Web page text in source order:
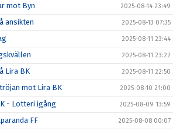
mot Byn 2025-08-14 23:49
ansikten 2025-08-13 07:35
2025-08-11 23:44
2025-08-11 23:22
Lira BK 2025-08-11 22:50
mot Lira BK 2025-08-10 21:00
- Lotteri igång 2025-08-09 13:59
FF 2025-08-08 00:07